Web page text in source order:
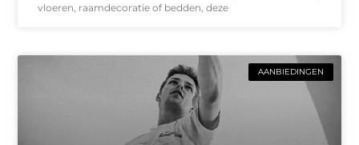
vloeren, raamdecoratie of bedden, deze
AANBIEDINGEN